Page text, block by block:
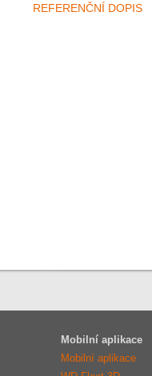
REFERENČNÍ DOPIS
Mobilní aplikace
Mobilní aplikace